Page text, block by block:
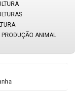
PRODUÇÃO ANIMAL